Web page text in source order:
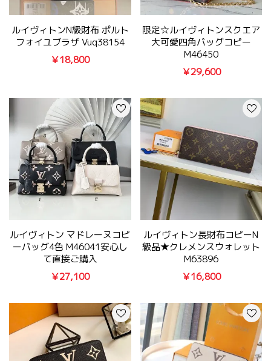
ルイヴィトンn級財布 ポルト
フォイユブラザ Vuq38154
￥18,800
限定☆ルイヴィトンスクエア
大可愛四角バッグコピー
M46450
￥29,600
ルイヴィトン マドレーヌコピ
ーバッグ4色 M46041安心し
て直接ご購入
￥27,100
ルイヴィトン長財布コピーN
級品★クレメンスウォレット
M63896
￥16,800